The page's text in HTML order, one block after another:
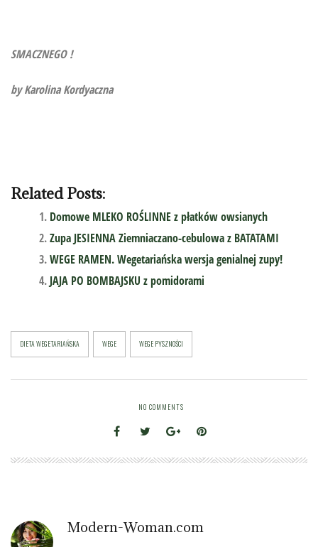
SMACZNEGO !
by Karolina Kordyaczna
Related Posts:
Domowe MLEKO ROŚLINNE z płatków owsianych
Zupa JESIENNA Ziemniaczano-cebulowa z BATATAMI
WEGE RAMEN. Wegetariańska wersja genialnej zupy!
JAJA PO BOMBAJSKU z pomidorami
DIETA WEGETARIAŃSKA WEGE WEGE PYSZNOŚCI
NO COMMENTS
Modern-Woman.com